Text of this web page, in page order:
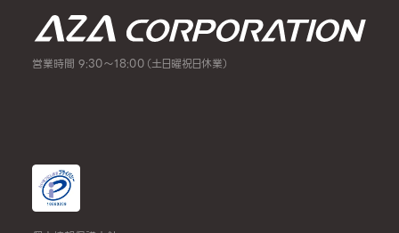
営業時間 9:30～18:00（土日曜祝日休業）